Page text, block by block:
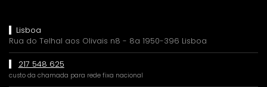
Lisboa
Rua do Telhal aos Olivais n8 - 8a 1950-396 Lisboa
217 548 625
custo da chamada para rede fixa nacional